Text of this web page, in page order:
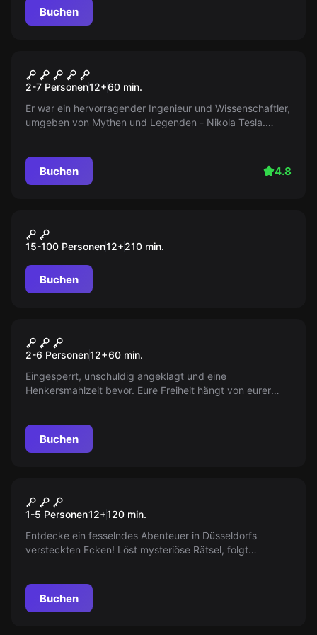
Buchen
Mr. Tesla
2-7 Personen12+60 min.
Er war ein hervorragender Ingenieur und Wissenschaftler,
umgeben von Mythen und Legenden - Nikola Tesla.
unbekannt...
Buchen 4.8
„SCHÜLER“ Tour Düsseldorf
15-100 Personen12+210 min.
Buchen
Die Zelle
2-6 Personen12+60 min.
Eingesperrt, unschuldig angeklagt und eine
Henkersmahlzeit bevor. Eure Freiheit hängt von eurer
erwarten euch! Rette dich und deine Freunde!
Buchen
Neu
Helft Heine!
1-5 Personen12+120 min.
Entdecke ein fesselndes Abenteuer in Düsseldorfs
versteckten Ecken! Löst mysteriöse Rätsel, folgt
die Intrigen seiner Feinde. Ein spannendes Erlebnis für
alle Entdecker!
Buchen